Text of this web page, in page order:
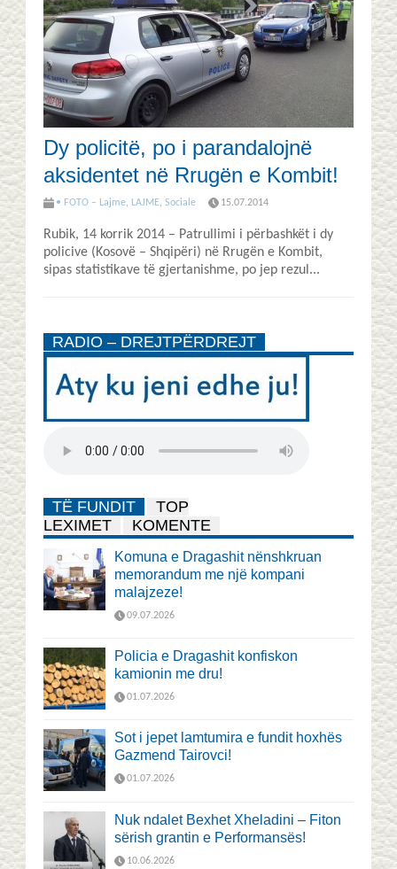
Dy policitë, po i parandalojnë
aksidentet në Rrugën e Kombit!
• FOTO – Lajme, LAJME, Sociale 15.07.2014
Rubik, 14 korrik 2014 – Patrullimi i përbashkët i dy
policive (Kosovë – Shqipëri) në Rrugën e Kombit,
sipas statistikave të gjertanishme, po jep rezul...
RADIO – DREJTPËRDREJT
TË FUNDIT
TOP
LEXIMET
KOMENTE
Komuna e Dragashit nënshkruan
memorandum me një kompani
malajzeze!
09.07.2026
Policia e Dragashit konfiskon
kamionin me dru!
01.07.2026
Sot i jepet lamtumira e fundit hoxhës
Gazmend Tairovci!
01.07.2026
Nuk ndalet Bexhet Xheladini – Fiton
sërish grantin e Performansës!
10.06.2026